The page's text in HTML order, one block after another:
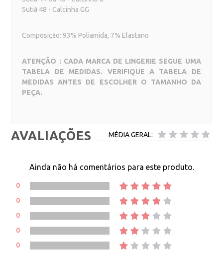
Sutiã 48 - Calcinha GG
Composição: 93% Poliamida, 7% Elastano
ATENÇÃO : CADA MARCA DE LINGERIE SEGUE UMA
TABELA DE MEDIDAS. VERIFIQUE A TABELA DE
MEDIDAS ANTES DE ESCOLHER O TAMANHO DA
PEÇA.
AVALIAÇÕES MÉDIA GERAL:
Ainda não há comentários para este produto.
0
0
0
0
0